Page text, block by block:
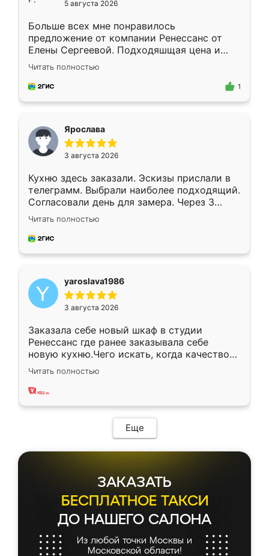
5 августа 2026
Больше всех мне понравилось
предложение от компании Ренессанс от
Елены Сергеевой. Подходяшщая цена и
короткие сроки изготовления. Приехавший
для замера сотрудник Владислав
предложил по моему эскизу самый
Читать полностью
1
Ярослава
3 августа 2026
Кухню здесь заказали. Эскизы прислали в
телеграмм. Выбрали наиболее подходящий.
Согласовали день для замера. Через 3
недели кухня была уже готова. Остались
довольны работой. Спасибо Ренессанс
мебель за качественную работу!
Читать полностью
yaroslava1986
3 августа 2026
Заказала себе новый шкаф в студии
Ренессанс где ранее заказывала себе
новую кухню.Чего искать, когда качеством
вполне довольна. Служит кухня уже почти
два года, нареканий нет.
Читать полностью
Еще
ЗАКАЗАТЬ
БЕСПЛАТНОЕ ТАКСИ
ДО НАШЕГО САЛОНА
Из любой точки Москвы и
Московской области!